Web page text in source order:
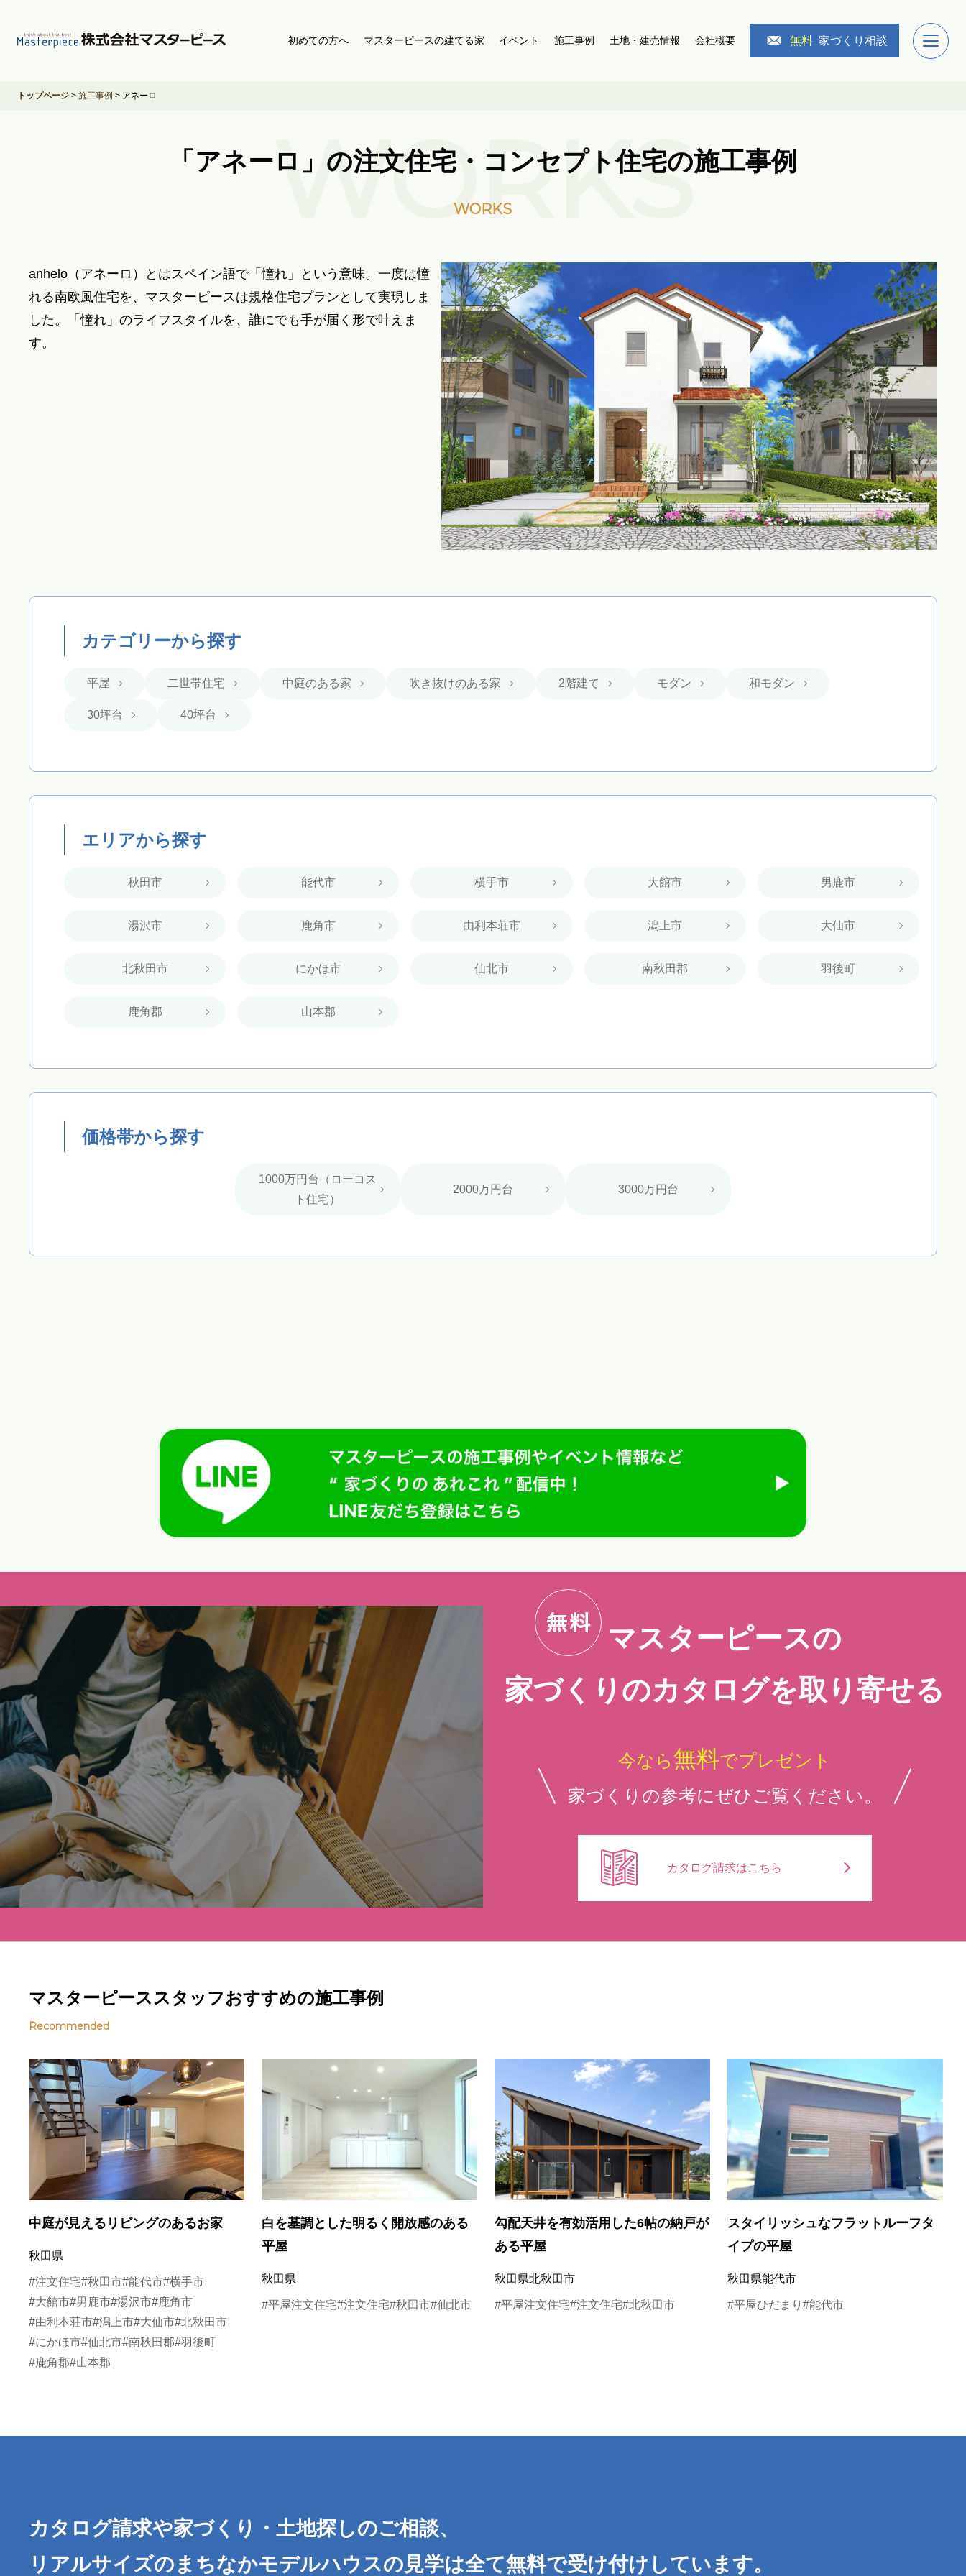
初めての方へ マスターピースの建てる家 イベント 施工事例 土地・建売情報 会社概要 無料 家づくり相談
トップページ > 施工事例 > アネーロ
WORKS
「アネーロ」 の注文住宅・コンセプト住宅の施工事例
WORKS
anhelo（アネーロ）とはスペイン語で「憧れ」という意味。一度は憧
れる南欧風住宅を、マスターピースは規格住宅プランとして実現しま
した。「憧れ」のライフスタイルを、誰にでも手が届く形で叶えま
す。
カテゴリーから探す
平屋 二世帯住宅 中庭のある家 吹き抜けのある家 2階建て モダン 和モダン
30坪台 40坪台
エリアから探す
秋田市 能代市 横手市 大館市 男鹿市
湯沢市 鹿角市 由利本荘市 潟上市 大仙市
北秋田市 にかほ市 仙北市 南秋田郡 羽後町
鹿角郡 山本郡
価格帯から探す
1000万円台（ローコス
ト住宅）
2000万円台 3000万円台
マスターピースの
家づくりのカタログを取り寄せる
今なら 無料でプレゼント
家づくりの参考にぜひご覧ください。
カタログ請求はこちら
マスターピーススタッフおすすめの施工事例
Recommended
中庭が見えるリビングのあるお家
秋田県
#注文住宅#秋田市#能代市#横手市
#大館市#男鹿市#湯沢市#鹿角市
#由利本荘市#潟上市#大仙市#北秋田市
#にかほ市#仙北市#南秋田郡#羽後町
#鹿角郡#山本郡
白を基調とした明るく開放感のある
平屋
秋田県
#平屋注文住宅#注文住宅#秋田市#仙北市
勾配天井を有効活用した6帖の納戸が
ある平屋
秋田県北秋田市
#平屋注文住宅#注文住宅#北秋田市
スタイリッシュなフラットルーフタ
イプの平屋
秋田県能代市
#平屋ひだまり #能代市
カタログ請求や家づくり・土地探しのご相談、
リアルサイズのまちなかモデルハウスの見学は全て無料で受け付けしています。